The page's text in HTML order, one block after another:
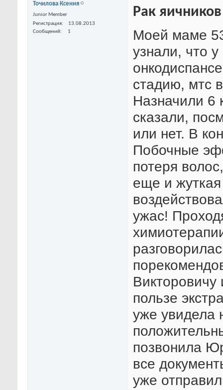
Точилова Ксения
Junior Member
Регистрация
13.08.2013
Сообщений
1
Рак яичников
Моей маме
узнали, что
стадию, мтс
Назначили 6
сказали,
или нет. В
Побочные
потеря
еще и
ужас!
Викторовичу
пользе
уже увидела
позвонила
все
уже